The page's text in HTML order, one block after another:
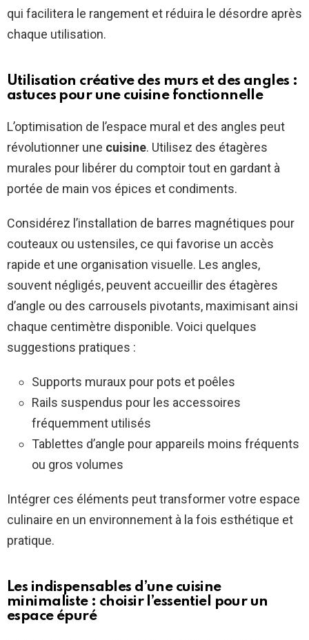
qui facilitera le rangement et réduira le désordre après
chaque utilisation.
Utilisation créative des murs et des angles :
astuces pour une cuisine fonctionnelle
L’optimisation de l’espace mural et des angles peut
révolutionner une cuisine. Utilisez des étagères
murales pour libérer du comptoir tout en gardant à
portée de main vos épices et condiments.
Considérez l’installation de barres magnétiques pour
couteaux ou ustensiles, ce qui favorise un accès
rapide et une organisation visuelle. Les angles,
souvent négligés, peuvent accueillir des étagères
d’angle ou des carrousels pivotants, maximisant ainsi
chaque centimètre disponible. Voici quelques
suggestions pratiques :
Supports muraux pour pots et poêles
Rails suspendus pour les accessoires
fréquemment utilisés
Tablettes d’angle pour appareils moins fréquents
ou gros volumes
Intégrer ces éléments peut transformer votre espace
culinaire en un environnement à la fois esthétique et
pratique.
Les indispensables d’une cuisine
minimaliste : choisir l’essentiel pour un
espace épuré